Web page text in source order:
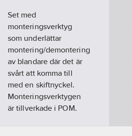
Set med
monteringsverktyg
som underlättar
montering/demontering
av blandare där det är
svårt att komma till
med en skiftnyckel.
Monteringsverktygen
är tillverkade i POM.